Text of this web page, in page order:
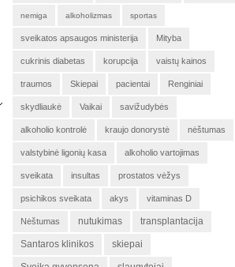
nemiga alkoholizmas sportas
sveikatos apsaugos ministerija Mityba
cukrinis diabetas korupcija vaistų kainos
traumos Skiepai pacientai Renginiai
skydliaukė Vaikai savižudybės
alkoholio kontrolė kraujo donorystė nėštumas
valstybinė ligonių kasa alkoholio vartojimas
sveikata insultas prostatos vėžys
psichikos sveikata akys vitaminas D
Nėštumas nutukimas transplantacija
Santaros klinikos skiepai